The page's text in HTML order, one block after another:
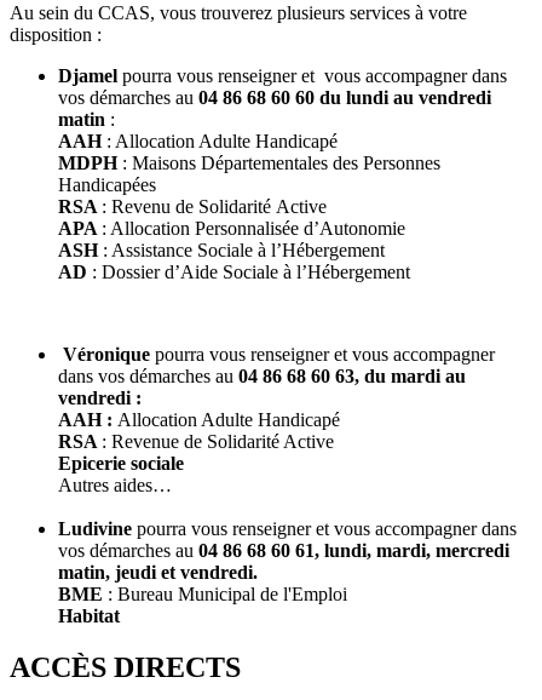
Au sein du CCAS, vous trouverez plusieurs services à votre
disposition :
Djamel pourra vous renseigner et vous accompagner dans
vos démarches au 04 86 68 60 60 du lundi au vendredi
matin :
AAH : Allocation Adulte Handicapé
MDPH : Maisons Départementales des Personnes
Handicapées
RSA : Revenu de Solidarité Active
APA : Allocation Personnalisée d’Autonomie
ASH : Assistance Sociale à l’Hébergement
AD : Dossier d’Aide Sociale à l’Hébergement
Véronique pourra vous renseigner et vous accompagner
dans vos démarches au 04 86 68 60 63, du mardi au
vendredi :
AAH : Allocation Adulte Handicapé
RSA : Revenue de Solidarité Active
Epicerie sociale
Autres aides…
Ludivine pourra vous renseigner et vous accompagner dans
vos démarches au 04 86 68 60 61, lundi, mardi, mercredi
matin, jeudi et vendredi.
BME : Bureau Municipal de l'Emploi
Habitat
ACCÈS DIRECTS